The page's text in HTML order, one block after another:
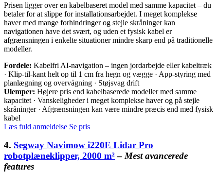
Prisen ligger over en kabelbaseret model med samme kapacitet – du
betaler for at slippe for installationsarbejdet. I meget komplekse
haver med mange forhindringer og stejle skråninger kan
navigationen have det svært, og uden et fysisk kabel er
afgrænsningen i enkelte situationer mindre skarp end på traditionelle
modeller.
Fordele: Kabelfri AI-navigation – ingen jordarbejde eller kabeltræk
· Klip-til-kant helt op til 1 cm fra hegn og vægge · App-styring med
planlægning og overvågning · Støjsvag drift
Ulemper: Højere pris end kabelbaserede modeller med samme
kapacitet · Vanskeligheder i meget komplekse haver og på stejle
skråninger · Afgrænsningen kan være mindre præcis end med fysisk
kabel
Læs fuld anmeldelse Se pris
4. Segway Navimow i220E Lidar Pro
robotplæneklipper, 2000 m²–Mest avancerede
features